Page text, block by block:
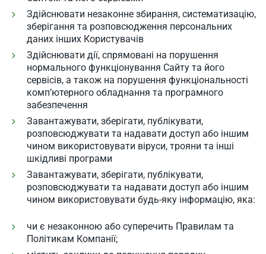
Здійснювати незаконне збирання, систематизацію,
зберігання та розповсюдження персональних
даних інших Користувачів
Здійснювати дії, спрямовані на порушення
нормального функціонування Сайту та його
сервісів, а також на порушення функціональності
комп’ютерного обладнання та програмного
забезпечення
Завантажувати, зберігати, публікувати,
розповсюджувати та надавати доступ або іншим
чином використовувати віруси, трояни та інші
шкідливі програми
Завантажувати, зберігати, публікувати,
розповсюджувати та надавати доступ або іншим
чином використовувати будь-яку інформацію, яка:
чи є незаконною або суперечить Правилам та
Політикам Компанії;